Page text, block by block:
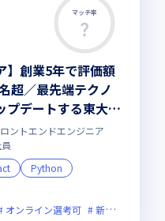
マッチ率
】創業5年で評価額
超／最先端テクノ
プデートする東大発
ントエンドエンジニア
Python
オンライン選考可 新規立ち上げ